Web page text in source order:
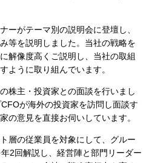
ーがテーマ別の説明会に登壇し、
等を説明しました。当社の戦略を
解像度高くご説明し、当社の取組
ように取り組んでいます。
株主・投資家との面談を行いまし
が海外の投資家を訪問し面談す
の意見を直接お伺いしています。
層の従業員を対象にして、グルー
2回解説し、経営陣と部門リーダー